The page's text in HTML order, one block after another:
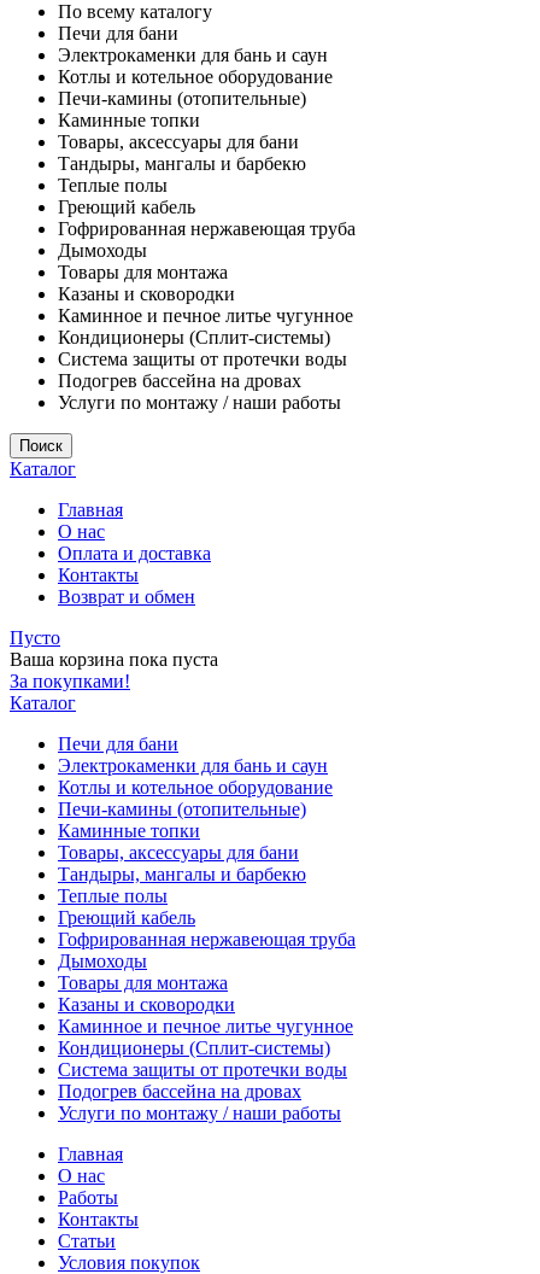
По всему каталогу
Печи для бани
Электрокаменки для бань и саун
Котлы и котельное оборудование
Печи-камины (отопительные)
Каминные топки
Товары, аксессуары для бани
Тандыры, мангалы и барбекю
Теплые полы
Греющий кабель
Гофрированная нержавеющая труба
Дымоходы
Товары для монтажа
Казаны и сковородки
Каминное и печное литье чугунное
Кондиционеры (Сплит-системы)
Система защиты от протечки воды
Подогрев бассейна на дровах
Услуги по монтажу / наши работы
Поиск
Каталог
Главная
О нас
Оплата и доставка
Контакты
Возврат и обмен
Пусто
Ваша корзина пока пуста
За покупками!
Каталог
Печи для бани
Электрокаменки для бань и саун
Котлы и котельное оборудование
Печи-камины (отопительные)
Каминные топки
Товары, аксессуары для бани
Тандыры, мангалы и барбекю
Теплые полы
Греющий кабель
Гофрированная нержавеющая труба
Дымоходы
Товары для монтажа
Казаны и сковородки
Каминное и печное литье чугунное
Кондиционеры (Сплит-системы)
Система защиты от протечки воды
Подогрев бассейна на дровах
Услуги по монтажу / наши работы
Главная
О нас
Работы
Контакты
Статьи
Условия покупок